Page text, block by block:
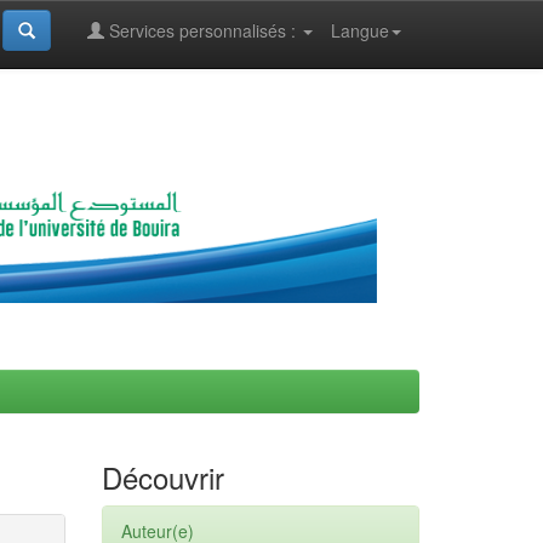
Langue
Services personnalisés :
Découvrir
Auteur(e)